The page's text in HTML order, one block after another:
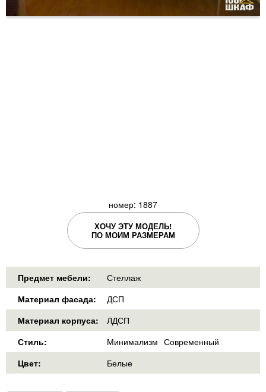
номер: 1887
ХОЧУ ЭТУ МОДЕЛЬ!
ПО МОИМ РАЗМЕРАМ
Предмет мебели:
Стеллаж
Материал фасада:
ДСП
Материал корпуса:
ЛДСП
Стиль:
Минимализм Современный
Цвет:
Белые